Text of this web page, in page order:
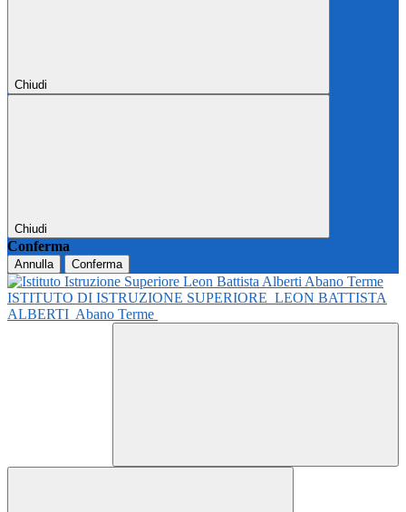
Chiudi
Chiudi
Conferma
Annulla Conferma
ISTITUTO DI ISTRUZIONE SUPERIORE LEON BATTISTA
ALBERTI Abano Terme